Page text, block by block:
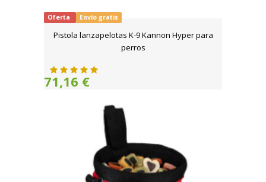
Oferta Envío gratis
Pistola lanzapelotas K-9 Kannon Hyper para
perros
71,16 €